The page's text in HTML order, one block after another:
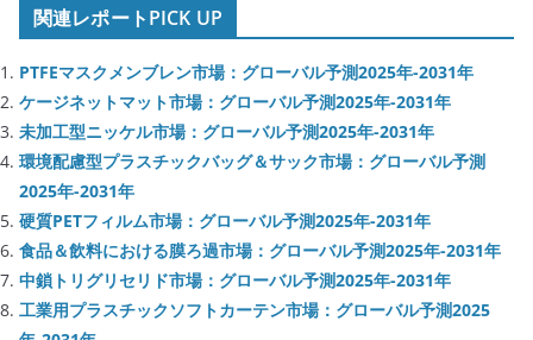
関連レポートPICK UP
PTFEマスクメンブレン市場：グローバル予測2025年-2031年
ケージネットマット市場：グローバル予測2025年-2031年
未加工型ニッケル市場：グローバル予測2025年-2031年
環境配慮型プラスチックバッグ＆サック市場：グローバル予測
2025年-2031年
硬質PETフィルム市場：グローバル予測2025年-2031年
食品＆飲料における膜ろ過市場：グローバル予測2025年-2031年
中鎖トリグリセリド市場：グローバル予測2025年-2031年
工業用プラスチックソフトカーテン市場：グローバル予測2025